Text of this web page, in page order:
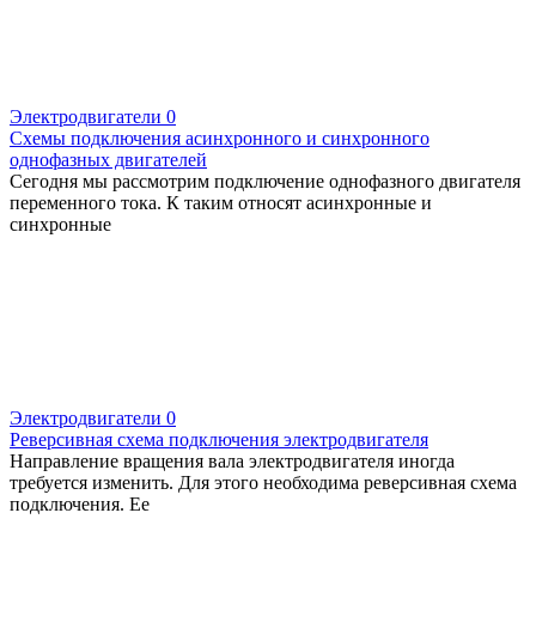
Электродвигатели 0
Схемы подключения асинхронного и синхронного
однофазных двигателей
Сегодня мы рассмотрим подключение однофазного двигателя
переменного тока. К таким относят асинхронные и
синхронные
Электродвигатели 0
Реверсивная схема подключения электродвигателя
Направление вращения вала электродвигателя иногда
требуется изменить. Для этого необходима реверсивная схема
подключения. Ее